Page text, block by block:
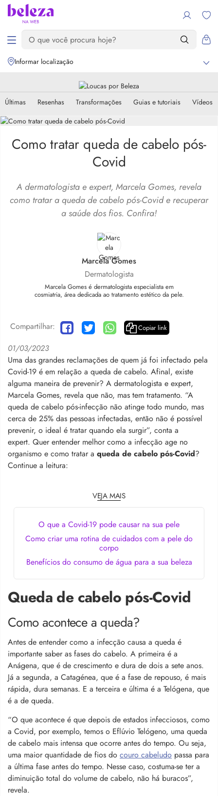
Informar localização
Últimas Resenhas Transformações Guias e tutoriais Vídeos
Como tratar queda de cabelo pós-
Covid
A dermatologista e expert, Marcela Gomes, revela
como tratar a queda de cabelo pós-Covid e recuperar
a saúde dos fios. Confira!
Marcela Gomes
Dermatologista
Marcela Gomes é dermatologista especialista em
cosmiatria, área dedicada ao tratamento estético da pele.
Compartilhar: Copiar link
01/03/2023
Uma das grandes reclamações de quem já foi infectado pela
Covid-19 é em relação a queda de cabelo. Afinal, existe
alguma maneira de prevenir? A dermatologista e expert,
Marcela Gomes, revela que não, mas tem tratamento. “A
queda de cabelo pós-infecção não atinge todo mundo, mas
cerca de 25% das pessoas infectadas, então não é possível
prevenir, o ideal é tratar quando ela surgir”, conta a
expert. Quer entender melhor como a infecção age no
organismo e como tratar a queda de cabelo pós-Covid?
Continue a leitura:
VEJA MAIS
O que a Covid-19 pode causar na sua pele
Como criar uma rotina de cuidados com a pele do
corpo
Benefícios do consumo de água para a sua beleza
Queda de cabelo pós-Covid
Como acontece a queda?
Antes de entender como a infecção causa a queda é
importante saber as fases do cabelo. A primeira é a
Anágena, que é de crescimento e dura de dois a sete anos.
Já a segunda, a Catagénea, que é a fase de repouso, é mais
rápida, dura semanas. E a terceira e última é a Telógena, que
é a de queda.
“O que acontece é que depois de estados infecciosos, como
a Covid, por exemplo, temos o Eflúvio Telógeno, uma queda
de cabelo mais intensa que ocorre antes do tempo. Ou seja,
uma maior quantidade de fios do couro cabeludo passa para
a última fase antes do tempo. Nesse caso, costuma-se ter a
diminuição total do volume de cabelo, não há buracos”,
revela.